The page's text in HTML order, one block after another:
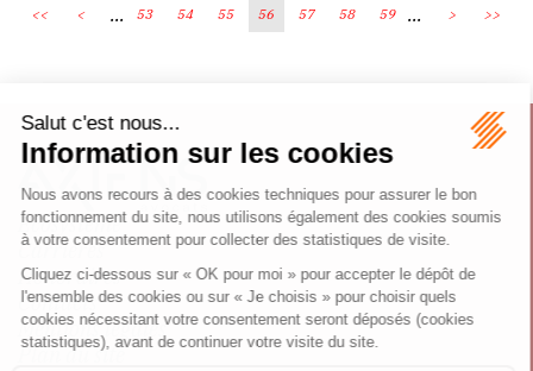
<< < ... 53 54 55 56 57 58 59 ... > >>
Écosystème
Carrières
Honoraires
Contacts
Mentions légales
Plan du site